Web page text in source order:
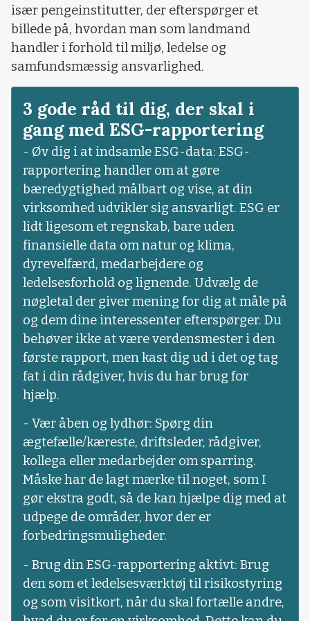
især pengeinstitutter, der efterspørger et
billede på, hvordan man som landmand
handler i forhold til miljø, ledelse og
samfundsmæssig ansvarlighed.
3 gode råd til dig, der skal i
gang med ESG-rapportering
- Øv dig i at indsamle ESG-data: ESG-
rapportering handler om at gøre
bæredygtighed målbart og vise, at din
virksomhed udvikler sig ansvarligt. ESG er
lidt ligesom et regnskab, bare uden
finansielle data om natur og klima,
dyrevelfærd, medarbejdere og
ledelsesforhold og lignende. Udvælg de
nøgletal der giver mening for dig at måle på
og dem dine interessenter efterspørger. Du
behøver ikke at være verdensmester i den
første rapport, men kast dig ud i det og tag
fat i din rådgiver, hvis du har brug for
hjælp.
- Vær åben og lydhør: Spørg din
ægtefælle/kæreste, driftsleder, rådgiver,
kollega eller medarbejder om sparring.
Måske har de lagt mærke til noget, som I
gør ekstra godt, så de kan hjælpe dig med at
udpege de områder, hvor der er
forbedringsmuligheder.
- Brug din ESG-rapportering aktivt: Brug
den som et ledelsesværktøj til risikostyring
og som visitkort, når du skal fortælle andre,